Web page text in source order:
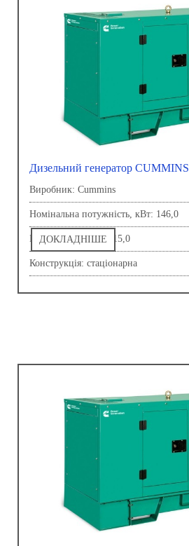
Дизельний генератор
Виробник: Сummins
Номінальна потужність, кВт: 146,0
Напруга, В: 230,0-415,0
Конструкція: стаціонарна
ДОКЛАДНІШЕ